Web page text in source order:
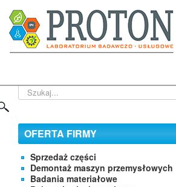
Kontakt
Szukaj...
OFERTA FIRMY
Sprzedaż części
Demontaż maszyn przemysłowych
Badania materiałowe